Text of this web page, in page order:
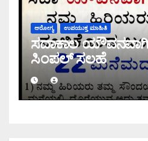
ಆರೋಗ್ಯ ಉಪಯುಕ್ತ ಮಾಹಿತಿ
ಸದಾಕಾಲ
ಸಿಂಪಲ್ ಸಲಹೆ